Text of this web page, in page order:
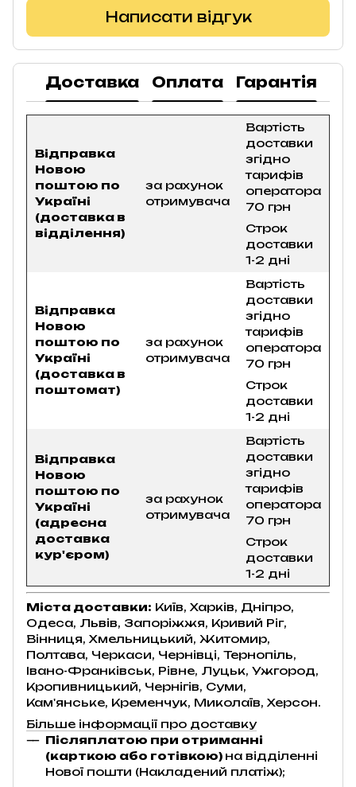
Написати відгук
Доставка Оплата Гарантія
Відправка
Новою
поштою по
Україні
(доставка в
відділення)
за рахунок
отримувача
Вартість
доставки
згідно
тарифів
оператора
70 грн
Строк
доставки
1-2 дні
Відправка
Новою
поштою по
Україні
(доставка в
поштомат)
за рахунок
отримувача
Вартість
доставки
згідно
тарифів
оператора
70 грн
Строк
доставки
1-2 дні
Відправка
Новою
поштою по
Україні
(адресна
доставка
кур'єром)
за рахунок
отримувача
Вартість
доставки
згідно
тарифів
оператора
70 грн
Строк
доставки
1-2 дні
Міста доставки: Київ, Харків, Дніпро,
Одеса, Львів, Запоріжжя, Кривий Ріг,
Вінниця, Хмельницький, Житомир,
Полтава, Черкаси, Чернівці, Тернопіль,
Івано-Франківськ, Рівне, Луцьк, Ужгород,
Кропивницький, Чернігів, Суми,
Кам'янське, Кременчук, Миколаїв, Херсон.
Більше інформації про доставку
Післяплатою при отриманні
(карткою або готівкою) на відділенні
Нової пошти (Накладений платіж);